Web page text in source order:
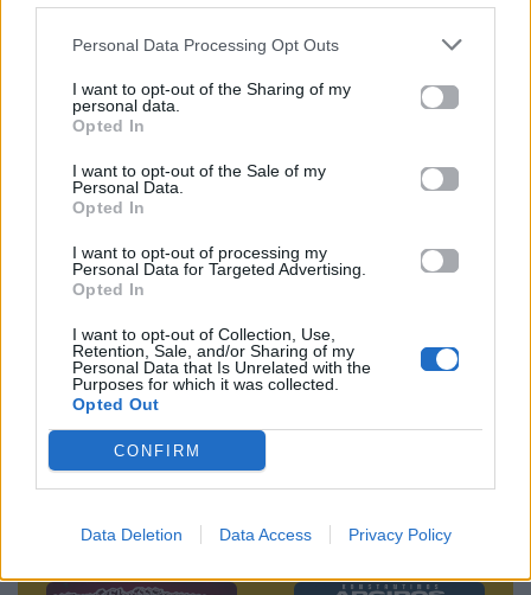
Personal Data Processing Opt Outs
I want to opt-out of the Sharing of my
personal data.
Opted In
I want to opt-out of the Sale of my
Personal Data.
Opted In
I want to opt-out of processing my
Personal Data for Targeted Advertising.
Opted In
I want to opt-out of Collection, Use,
Retention, Sale, and/or Sharing of my
Personal Data that Is Unrelated with the
Purposes for which it was collected.
Opted Out
CONFIRM
Data Deletion Data Access Privacy Policy
ακολουθήστε μας στοInstagram.
News
Mad.gr στο MSN
Μοιράσου αυτό το άρθρο
Επόμενο